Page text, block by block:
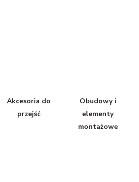
Akcesoria do
przejść
Obudowy i
elementy
montażowe